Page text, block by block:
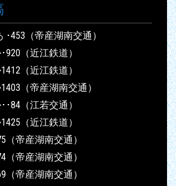
･453（帝産湖南交通）
920（近江鉄道）
（近江鉄道）
（帝産湖南交通）
･84（江若交通）
（近江鉄道）
（帝産湖南交通）
（帝産湖南交通）
（帝産湖南交通）